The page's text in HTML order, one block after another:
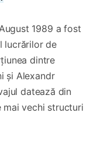
1989 a fost
lucrărilor de
dintre
și Alexandr
datează din
mai vechi structuri